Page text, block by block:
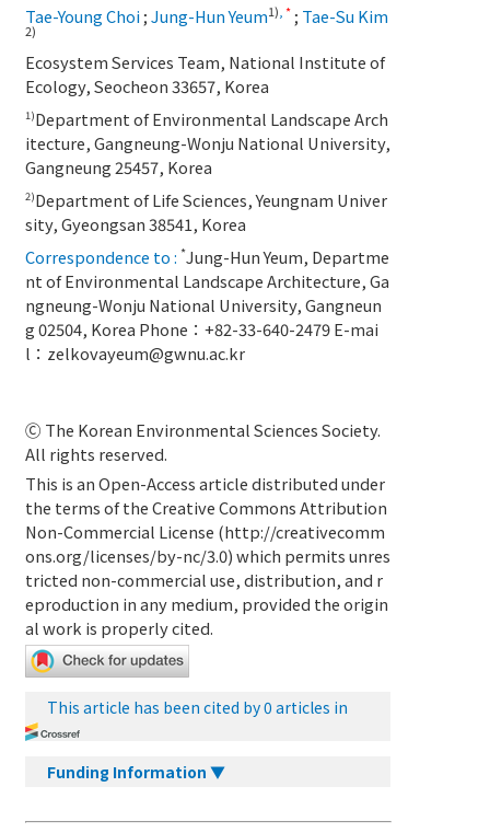
Tae-Young Choi;Jung-Hun Yeum1) * ; Tae-Su Kim
2)
Ecosystem Services Team, National Institute of
Ecology, Seocheon 33657, Korea
1)Department of Environmental Landscape Arch
itecture, Gangneung-Wonju National University,
Gangneung 25457, Korea
2)Department of Life Sciences, Yeungnam Univer
sity, Gyeongsan 38541, Korea
Correspondence to : *Jung-Hun Yeum, Departme
nt of Environmental Landscape Architecture, Ga
ngneung-Wonju National University, Gangneun
g 02504, Korea Phone：+82-33-640-2479 E-mai
l： zelkovayeum@gwnu.ac.kr
Ⓒ The Korean Environmental Sciences Society.
All rights reserved.
This is an Open-Access article distributed under
the terms of the Creative Commons Attribution
Non-Commercial License (http://creativecomm
ons.org/licenses/by-nc/3.0) which permits unres
tricted non-commercial use, distribution, and r
eproduction in any medium, provided the origin
al work is properly cited.
This article has been cited by 0 articles in
Funding Information ▼